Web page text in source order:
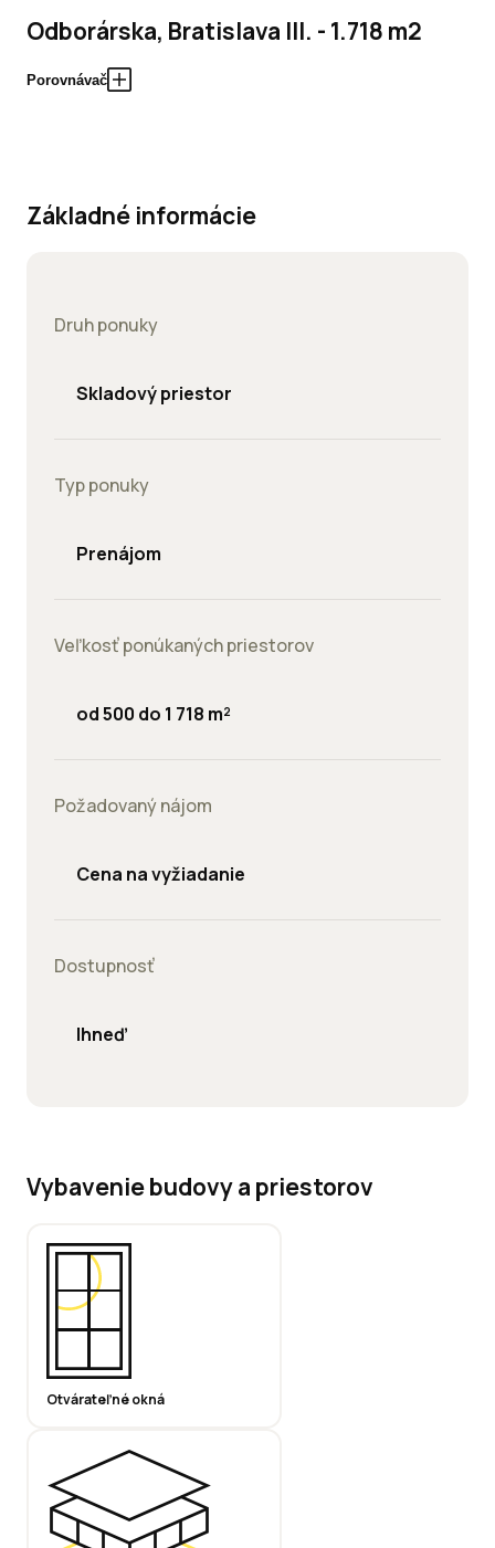
Odborárska, Bratislava III. - 1.718 m2
Porovnávač
Základné informácie
Druh ponuky
Skladový priestor
Typ ponuky
Prenájom
Veľkosť ponúkaných priestorov
od 500 do 1 718 m²
Požadovaný nájom
Cena na vyžiadanie
Dostupnosť
Ihneď
Vybavenie budovy a priestorov
Otvárateľné okná